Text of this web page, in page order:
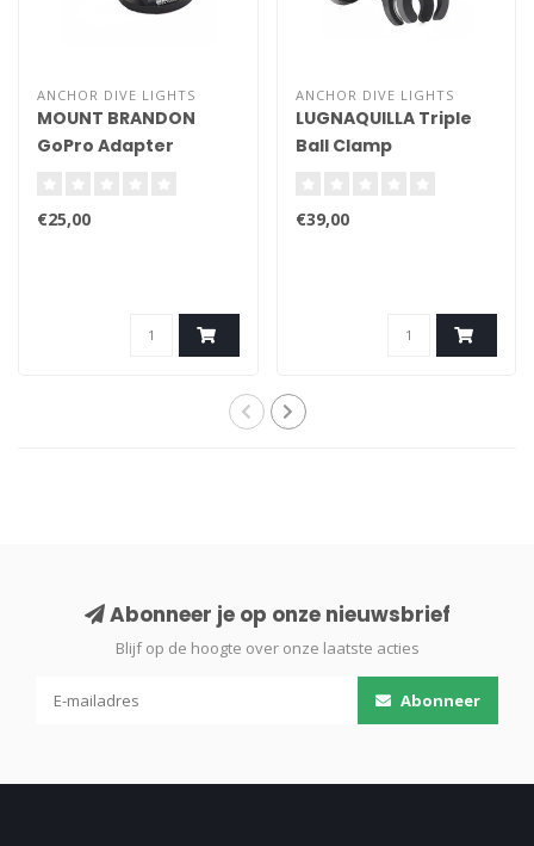
ANCHOR DIVE LIGHTS
MOUNT BRANDON
GoPro Adapter
€25,00
ANCHOR DIVE LIGHTS
LUGNAQUILLA Triple
Ball Clamp
€39,00
Abonneer je op onze nieuwsbrief
Blijf op de hoogte over onze laatste acties
Abonneer